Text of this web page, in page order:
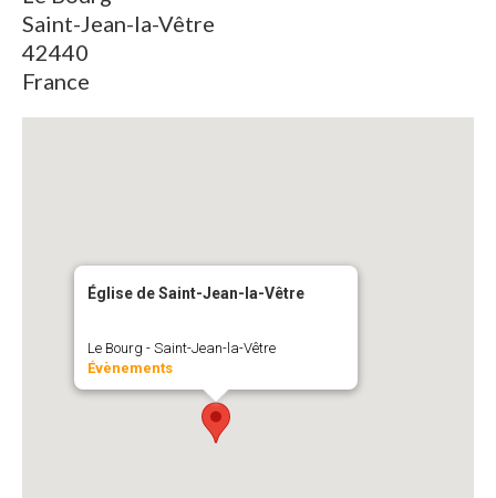
Saint-Jean-la-Vêtre
42440
France
Église de Saint-Jean-la-Vêtre
Le Bourg - Saint-Jean-la-Vêtre
Évènements